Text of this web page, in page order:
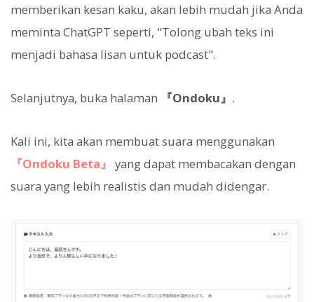
memberikan kesan kaku, akan lebih mudah jika Anda
meminta ChatGPT seperti, "Tolong ubah teks ini
menjadi bahasa lisan untuk podcast".
Selanjutnya, buka halaman 『Ondoku』 .
Kali ini, kita akan membuat suara menggunakan
『Ondoku Beta』 yang dapat membacakan dengan
suara yang lebih realistis dan mudah didengar.